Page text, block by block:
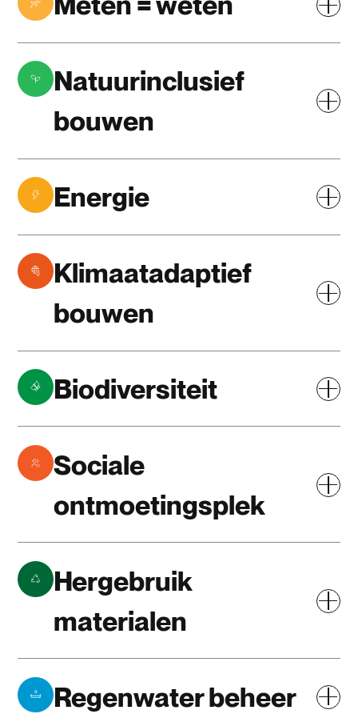
Natuurinclusief
bouwen
Energie
Klimaatadaptief
bouwen
Biodiversiteit
Sociale
ontmoetingsplek
Hergebruik
materialen
Regenwater beheer